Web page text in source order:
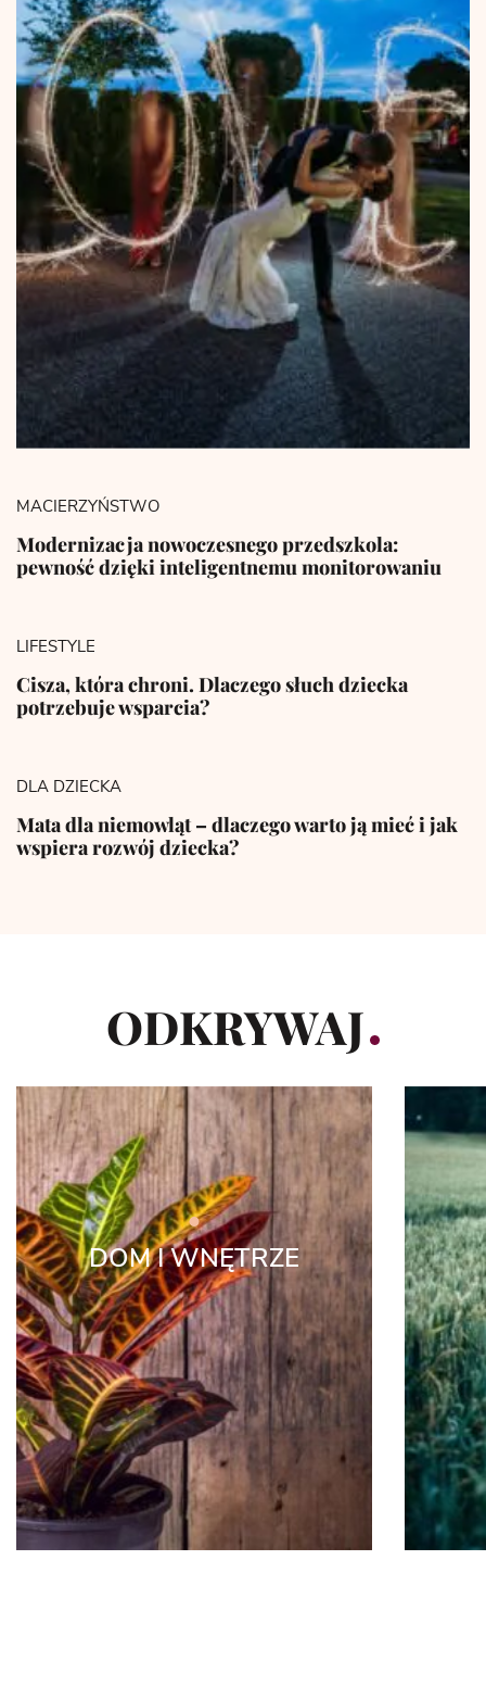
MACIERZYŃSTWO
Modernizacja nowoczesnego przedszkola:
pewność dzięki inteligentnemu monitorowaniu
LIFESTYLE
Cisza, która chroni. Dlaczego słuch dziecka
potrzebuje wsparcia?
DLA DZIECKA
Mata dla niemowląt – dlaczego warto ją mieć i jak
wspiera rozwój dziecka?
ODKRYWAJ
DOM I WNĘTRZE